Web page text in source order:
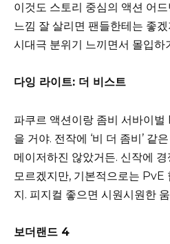
이것도 스토리 중심의 액션 어
느낌 잘 살리면 팬들한테는 좋
시대극 분위기 느끼면서 몰입하
다잉 라이트: 더 비스트
파쿠르 액션이랑 좀비 서바이벌
을 거야. 전작에 ‘비 더 좀비’ 같
메이저하진 않았거든. 신작에
모르겠지만, 기본적으로는 PvE
지. 피지컬 좋으면 시원시원한
보더랜드 4